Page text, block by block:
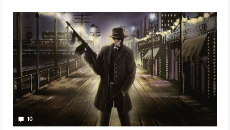
Omerta: City of Gangsters
10